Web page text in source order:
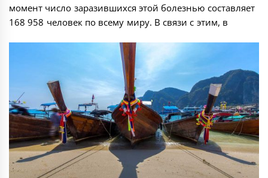
момент число заразившихся этой болезнью составляет
168 958 человек по всему миру. В связи с этим, в